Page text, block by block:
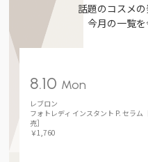
話題のコスメ
今月の一覧を
8.10 Mon
レブロン
フォトレディ インスタント P. セラム
売］
￥1,760